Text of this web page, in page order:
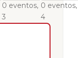
0 eventos,
3
0 eventos,
4